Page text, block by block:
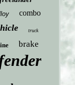
combo
truck
brake